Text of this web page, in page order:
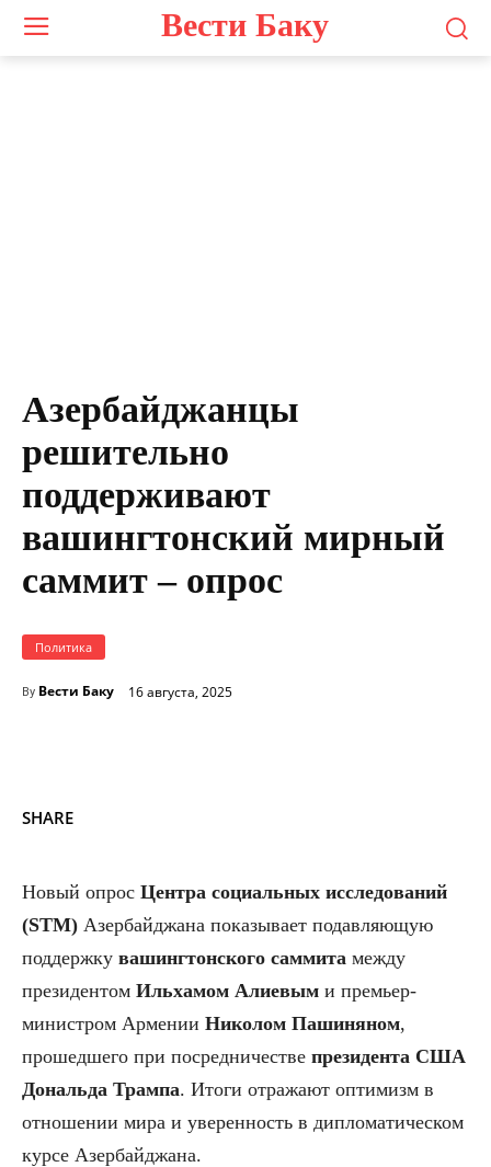
Вести Баку
Азербайджанцы
решительно
поддерживают
вашингтонский мирный
саммит – опрос
Политика
By Вести Баку 16 августа, 2025
SHARE
Новый опрос Центра социальных исследований
(STM) Азербайджана показывает подавляющую
поддержку вашингтонского саммита между
президентом Ильхамом Алиевым и премьер-
министром Армении Николом Пашиняном,
прошедшего при посредничестве президента США
Дональда Трампа. Итоги отражают оптимизм в
отношении мира и уверенность в дипломатическом
курсе Азербайджана.